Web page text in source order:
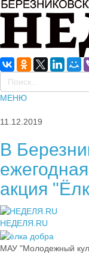
МЕНЮ
11.12.2019
В
акция
НЕДЕЛЯ.RU
МАУ "Молодежный